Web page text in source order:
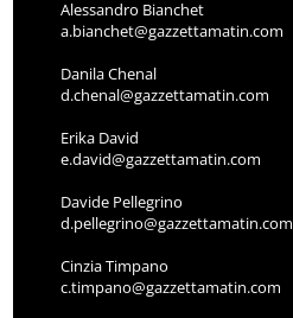
Alessandro Bianchet
a.bianchet@gazzettamatin.com
Danila Chenal
d.chenal@gazzettamatin.com
Erika David
e.david@gazzettamatin.com
Davide Pellegrino
d.pellegrino@gazzettamatin.com
Cinzia Timpano
c.timpano@gazzettamatin.com